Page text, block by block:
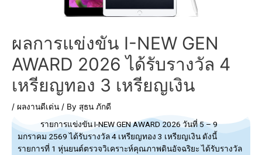
ผลการแข่งขัน I-NEW GEN
AWARD 2026 ได้รับรางวัล 4
เหรียญทอง 3 เหรียญเงิน
/ ผลงานดีเด่น / By สุธน ภักดี
รายการแข่งขัน I-NEW GEN AWARD 2026 วันที่ 5 – 9
มกราคม 2569ได้รับรางวัล 4 เหรียญทอง 3 เหรียญเงิน ดังนี้
รายการที่ 1 หุ่นยนต์ตรวจวิเคราะห์คุณภาพดินอัจฉริยะ ได้รับรางวัล